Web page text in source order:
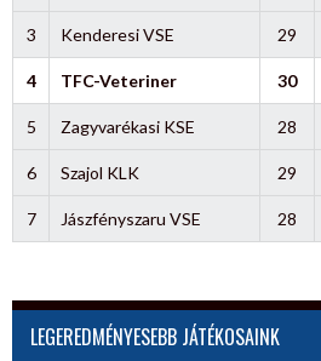
3 Kenderesi VSE 29
4 TFC-Veteriner 30
5 Zagyvarékasi KSE 28
6 Szajol KLK 29
7 Jászfényszaru VSE 28
LEGEREDMÉNYESEBB JÁTÉKOSAINK